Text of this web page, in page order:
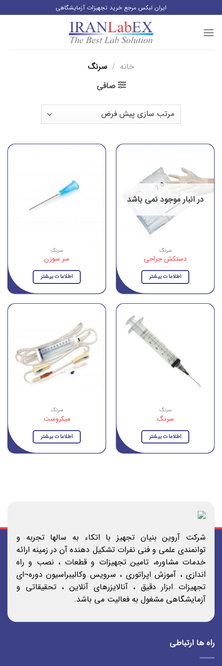
از
محتوا
ایران لبکس مرجع خرید تجهیزات آزمایشگاهی
خانه / سرنگ
صافی
در انبار موجود نمی باشد
سرنگ
دستکش جراحی
اطلاعات بیشتر
سرنگ
سر سوزن
اطلاعات بیشتر
سرنگ
سرنگ
اطلاعات بیشتر
سرنگ
میکروست
اطلاعات بیشتر
شرکت آروین بنیان تجهیز با اتکاء به سالها تجربه و
توانمندی علمی و فنی نفرات تشکیل دهنده آن در زمینه ارائه
خدمات مشاوره، تامین تجهیزات و قطعات ، نصب و راه
اندازی ، آموزش اپراتوری ، سرویس وکالیبراسیون دوره¬ای
تجهیزات ابزار دقیق ، آنالایزرهای آنلاین ، تحقیقاتی و
آزمایشگاهی مشغول به فعالیت می باشد.
راه ها ارتباطی